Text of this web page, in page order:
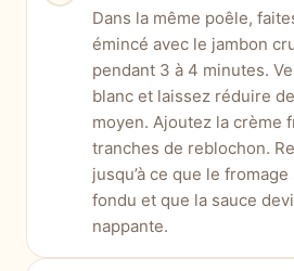
Dans la même poêle,
émincé avec le jambon
pendant 3 à 4 minutes.
blanc et laissez réduire
moyen. Ajoutez la crème
tranches de reblochon.
jusqu’à ce que le
fondu et que la sauce
nappante.